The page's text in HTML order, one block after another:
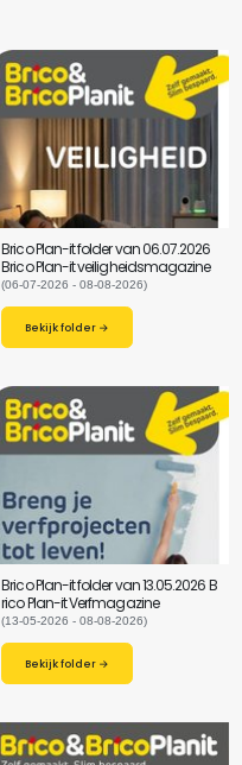
Brico Plan-it folder van 06.07.2026
Brico Plan-it veiligheidsmagazine
(06-07-2026 - 08-08-2026)
Bekijk folder →
Brico Plan-it folder van 13.05.2026 B
rico Plan-it Verfmagazine
(13-05-2026 - 08-08-2026)
Bekijk folder →